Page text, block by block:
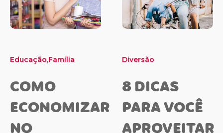
Educação,Família
COMO
ECONOMIZAR
Diversão
8 DICAS
PARA VOCÊ